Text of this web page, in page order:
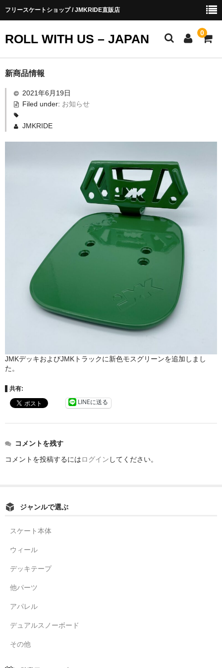
フリースケートショップ / JMKRIDE直販店
ROLL WITH US – JAPAN 0
お知らせ
ショップ会員
お買い物ガイド
新商品情報
2021年6月19日
Filed under: お知らせ
JMKRIDE
JMKデッキおよびJMKトラックに新色モスグリーンを追加しまし
た。
共有:
LINEに送る
コメントを残す
コメントを投稿するにはログイン してください。
ジャンルで選ぶ
スケート本体
ウィール
デッキテープ
他パーツ
アパレル
デュアルスノーボード
その他